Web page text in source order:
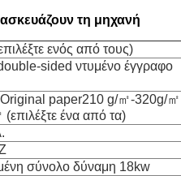
τη μηχανή
ενός από τους)
double-sided ντυμένο έγγραφο
paper210 g/㎡-320g/㎡
ένα από τα)
σύνολο δύναμη 18kw